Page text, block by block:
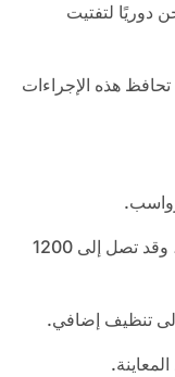
دوريًا لتفتيت
هذه الإجراءات
تبدأ الأسعار من 150 ريال للبيارات الصغيرة، وقد تصل إلى 1200
تنظيف إضافي.